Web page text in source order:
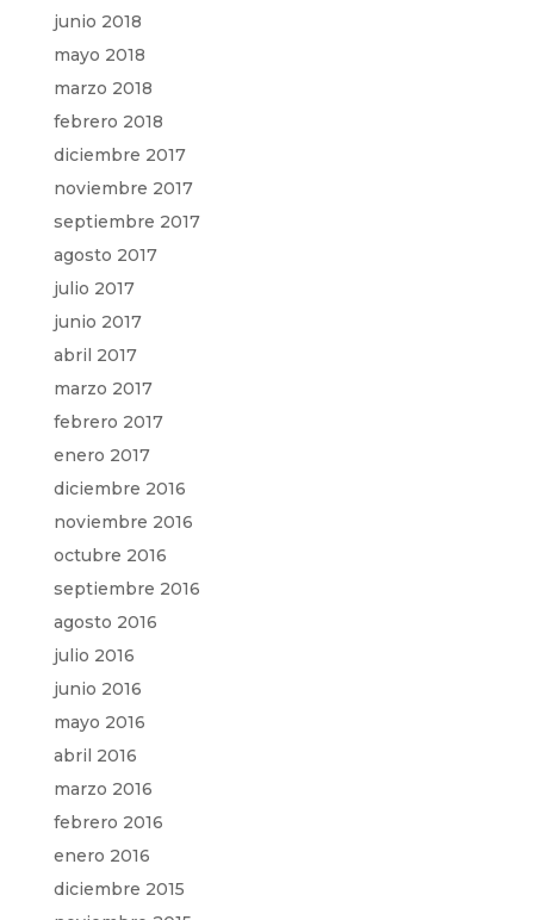
junio 2018
mayo 2018
marzo 2018
febrero 2018
diciembre 2017
noviembre 2017
septiembre 2017
agosto 2017
julio 2017
junio 2017
abril 2017
marzo 2017
febrero 2017
enero 2017
diciembre 2016
noviembre 2016
octubre 2016
septiembre 2016
agosto 2016
julio 2016
junio 2016
mayo 2016
abril 2016
marzo 2016
febrero 2016
enero 2016
diciembre 2015